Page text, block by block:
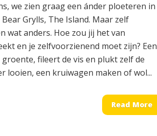
we zien graag een ánder ploeteren in
Grylls, The Island. Maar zelf
wat anders. Hoe zou jij het van
en je zelfvoorzienend moet zijn? Een
fileert de vis en plukt zelf de
looien, een kruiwagen maken of wol...
Read More